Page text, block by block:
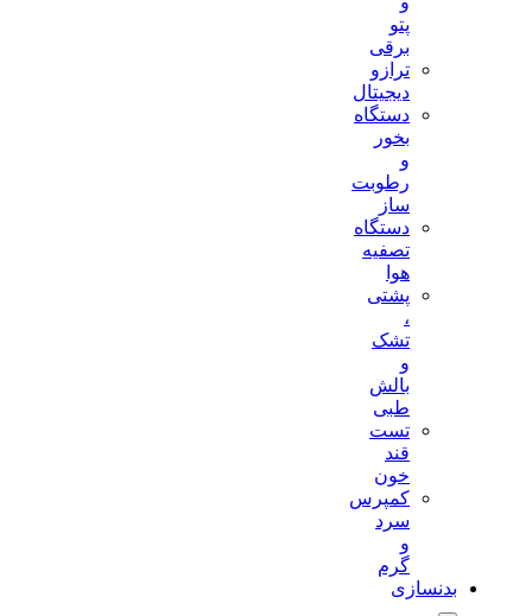
ترازو
دیجیتال
دستگاه
رطوبت
دستگاه
تصفیه
پشتی
تست
کمپرس
بدنسازی